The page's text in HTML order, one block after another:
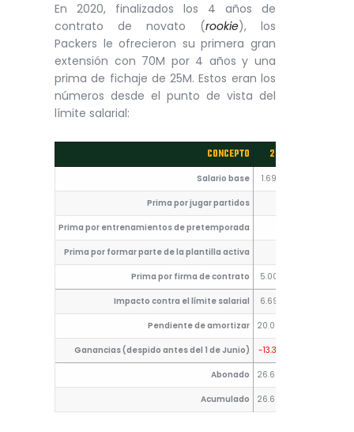
En 2020, finalizados los 4 años de
contrato de novato (rookie), los
Packers le ofrecieron su primera gran
extensión con 70M por 4 años y una
prima de fichaje de 25M. Estos eran los
números desde el punto de vista del
límite salarial:
CONCEPTO 2020
Salario base 1.690.000
Prima por jugar partidos
Prima por entrenamientos de pretemporada
Prima por formar parte de la plantilla activa
Prima por firma de contrato 5.000.000
Impacto contra el límite salarial 6.690.000
Pendiente de amortizar 20.000.000
Ganancias (despido antes del 1 de Junio) -13.310.000
Abonado 26.690.000
Acumulado 26.690.000